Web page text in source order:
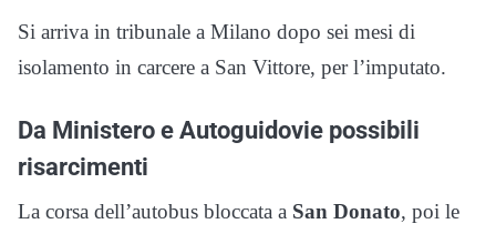
Si arriva in tribunale a Milano dopo sei mesi di
isolamento in carcere a San Vittore, per l’imputato.
Da Ministero e Autoguidovie possibili
risarcimenti
La corsa dell’autobus bloccata a San Donato, poi le